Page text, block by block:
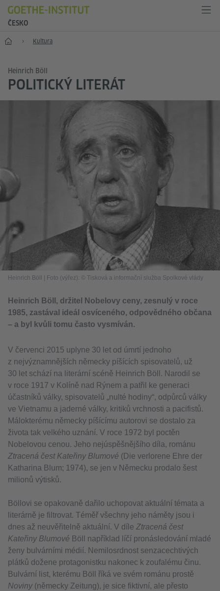
ČESKO
Hlavní stránka
Kultura
Heinrich Böll
POLITICKÝ LITERÁT
Heinrich Böll Foto (výřez): © Tisková a informační služba Spolkové vlády
Heinrich Böll, držitel Nobelovy ceny, zesnulý v roce
1985, zastával ideál osvíceného, odpovědného občana
– a byl kvůli tomu často vysmíván.
V červenci 2015 uplyne 30 let od úmrtí jednoho
z nejvýznamnějších německy píšících spisovatelů, už
30 let schází na literární scéně Heinrich Böll. Narodil se
v roce 1917 v Kolíně nad Rýnem a patřil ke generaci
účastníků války, spisovatelů „nulté hodiny“, odpůrců války
ve Vietnamu a jaderné války, kritiků vrchnosti a pacifistů.
Málokterému německy píšícímu autorovi se dostalo za
života tak velkého uznání. V roce 1972 byl poctěn
Nobelovou cenou. Jeho nejúspěšnějšího díla, románu
Ztracená čest Kateřiny Blumové (Die verlorene Ehre der
Katharina Blum; 1974), se jen v Německu prodalo šest
milionů výtisků.
Böllovi se opakovaně dařilo uchopovat aktuální témata a
literárně je filtrovat. Téměř všechny jeho náměty jsou i
dnes až neuvěřitelně aktuální. V díle Ztracená čest
Kateřiny Blumové Böll například líčí pronásledování mladé
ženy bulvárními médií. Nemilosrdnost senzacechtivých
plátků dožene protagonistku nakonec k zoufalému činu.
Bulvární list, kterému Böll říká ve svém románu prostě
Noviny(německy Zeitung), je sice fiktivní, ale přesto